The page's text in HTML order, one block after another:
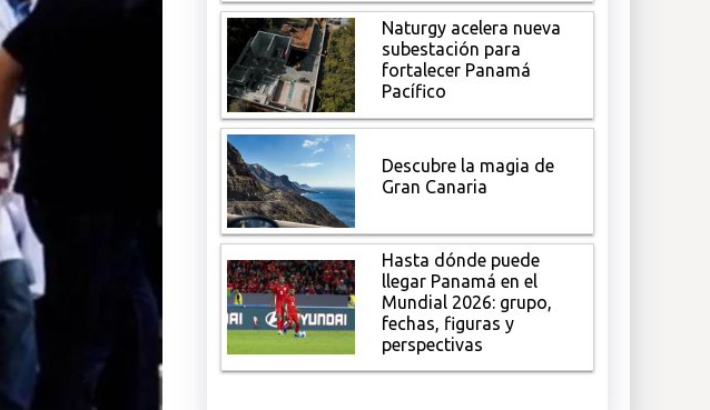
Naturgy acelera nueva
subestación para
fortalecer Panamá
Pacífico
Descubre la magia de
Gran Canaria
Hasta dónde puede
llegar Panamá en el
Mundial 2026: grupo,
fechas, figuras y
perspectivas